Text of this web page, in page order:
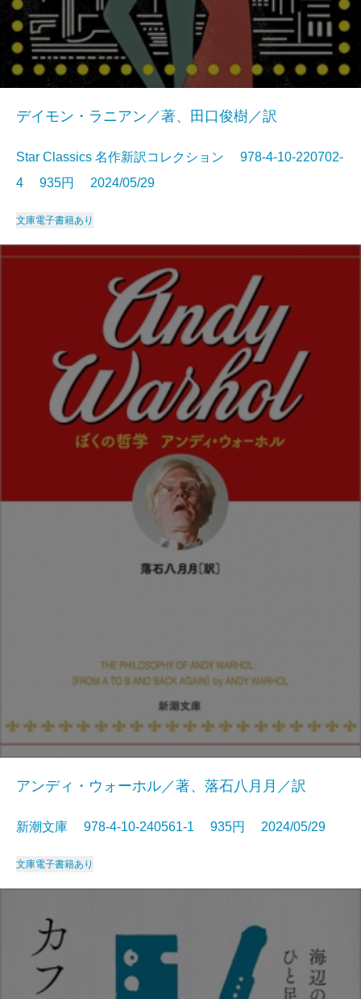
デイモン・ラニアン／著、田口俊樹／訳
Star Classics 名作新訳コレクション 978-4-10-220702-
4 935円 2024/05/29
文庫電子書籍あり
アンディ・ウォーホル／著、落石八月月／訳
新潮文庫 978-4-10-240561-1 935円 2024/05/29
文庫電子書籍あり